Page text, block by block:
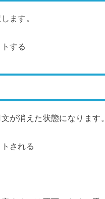
ます。
が消えた状態になります。